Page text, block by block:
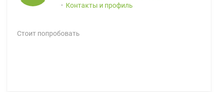
Контакты и профиль
Стоит попробовать